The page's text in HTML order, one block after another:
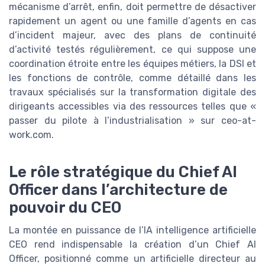
mécanisme d’arrêt, enfin, doit permettre de désactiver
rapidement un agent ou une famille d’agents en cas
d’incident majeur, avec des plans de continuité
d’activité testés régulièrement, ce qui suppose une
coordination étroite entre les équipes métiers, la DSI et
les fonctions de contrôle, comme détaillé dans les
travaux spécialisés sur la transformation digitale des
dirigeants accessibles via des ressources telles que «
passer du pilote à l’industrialisation » sur ceo-at-
work.com.
Le rôle stratégique du Chief AI
Officer dans l’architecture de
pouvoir du CEO
La montée en puissance de l’IA intelligence artificielle
CEO rend indispensable la création d’un Chief AI
Officer, positionné comme un artificielle directeur au